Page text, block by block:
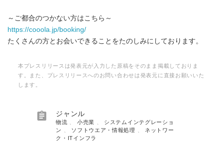
～ご都合のつかない方はこちら～
https://cooola.jp/booking/
たくさんの方とお会いできることをたのしみにしております。
本プレスリリースは発表元が入力した原稿をそのまま掲載しておりま
す。また、プレスリリースへのお問い合わせは発表元に直接お願いいた
します。
 ジャンル
物流 小売業
システムインテグレーショ
ン
ソフトウエア・情報処理
ネットワー
ク・ITインフラ